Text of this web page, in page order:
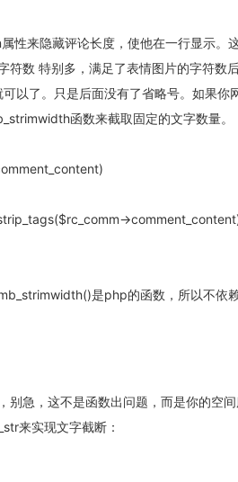
性来隐藏评论长度，使他在一行显示。
符数 特别多，满足了表情图片的字符数
以了。只是后面没有了省略号。如果你
函数来截取固定的文字数量。
是php的函数，所以不依
别急，这不是函数出问题，而是你的空
来实现文字截断：